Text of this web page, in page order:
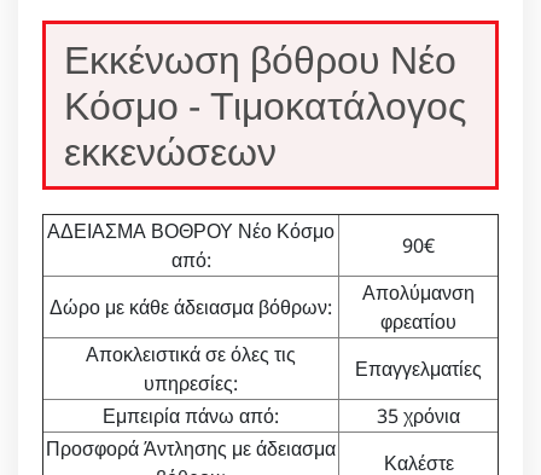
Εκκένωση βόθρου Νέο
Κόσμο - Τιμοκατάλογος
εκκενώσεων
ΑΔΕΙΑΣΜΑ ΒΟΘΡΟΥ Νέο Κόσμο
από:
90€
Δώρο με κάθε άδειασμα βόθρων:
Απολύμανση
φρεατίου
Αποκλειστικά σε όλες τις
υπηρεσίες:
Επαγγελματίες
Εμπειρία πάνω από:
35 χρόνια
Προσφορά Άντλησης με άδειασμα
Καλέστε